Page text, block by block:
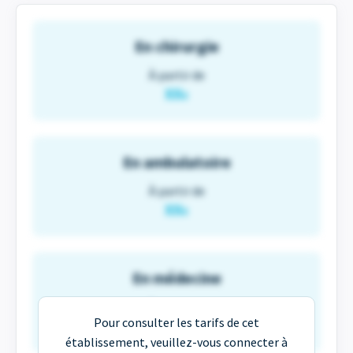
Pour consulter les tarifs de cet
établissement, veuillez-vous connecter à
En chirurgie
À partir de
XX€
En ambulatoire
À partir de
XX€
En médecine
XX€